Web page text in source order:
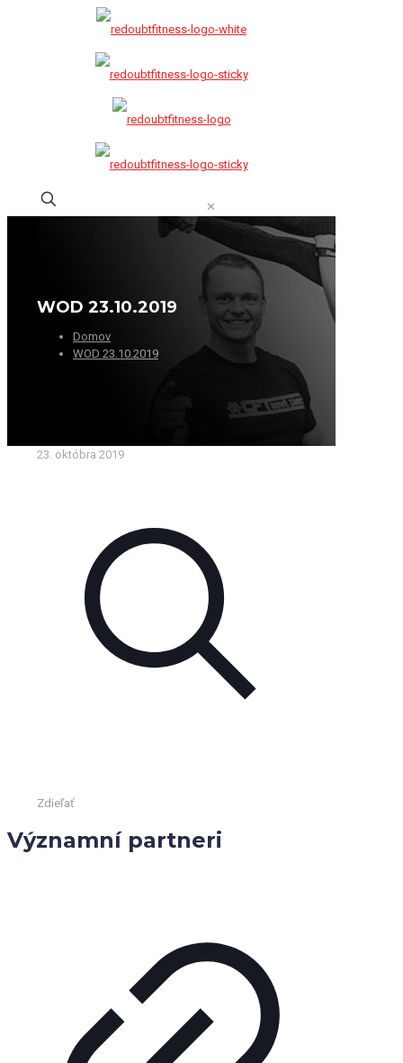
✕
WOD 23.10.2019
Domov
WOD 23.10.2019
23. októbra 2019
Zdieľať
Významní partneri